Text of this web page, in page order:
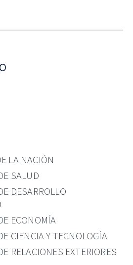
LA NACIÓN
SALUD
DESARROLLO
ECONOMÍA
CIENCIA Y TECNOLOGÍA
RELACIONES EXTERIORES